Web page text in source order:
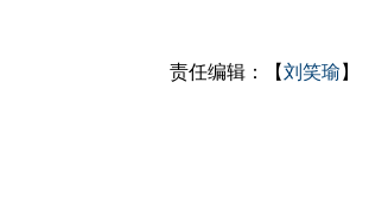
责任编辑：【刘笑瑜 】